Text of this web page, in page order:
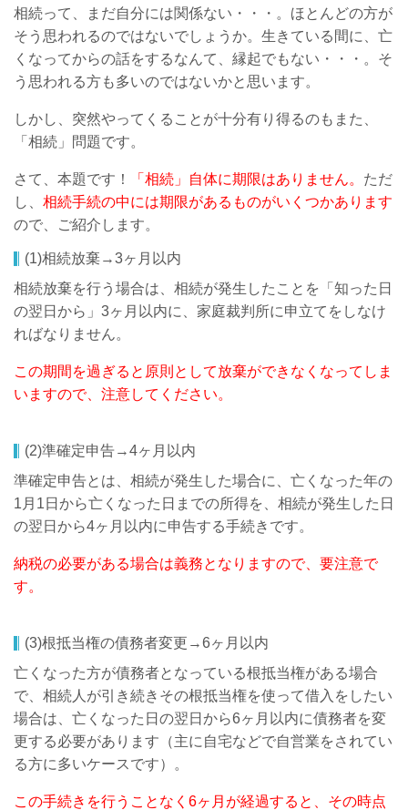
相続って、まだ自分には関係ない・・・。 ほとんどの方が
そう思われるのではないでしょうか。 生きている間に、亡
くなってからの話をするなんて、縁起でもない・・・。 そ
う思われる方も多いのではないかと思います。
しかし、突然やってくることが十分有り得るのもまた、
「相続」問題です。
さて、本題です！ 「相続」自体に期限はありません。 ただ
し、 相続手続の中には期限があるものがいくつかあります
ので、ご紹介します。
(1)相続放棄→3ヶ月以内
相続放棄を行う場合は、相続が発生したことを「知った日
の翌日から」3ヶ月以内に、家庭裁判所に申立てをしなけ
ればなりません。
この期間を過ぎると原則として放棄ができなくなってしま
いますので、注意してください。
(2)準確定申告→4ヶ月以内
準確定申告とは、相続が発生した場合に、亡くなった年の
1月1日から亡くなった日までの所得を、相続が発生した日
の翌日から4ヶ月以内に申告する手続きです。
納税の必要がある場合は義務となりますので、要注意で
す。
(3)根抵当権の債務者変更→6ヶ月以内
亡くなった方が債務者となっている根抵当権がある場合
で、相続人が引き続きその根抵当権を使って借入をしたい
場合は、亡くなった日の翌日から6ヶ月以内に債務者を変
更する必要があります（主に自宅などで自営業をされてい
る方に多いケースです）。
この手続きを行うことなく6ヶ月が経過すると、その時点